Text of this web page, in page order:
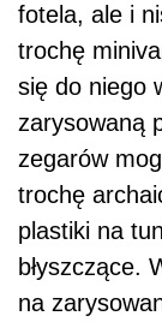
fotela, ale i
trochę
się do niego
zarysowaną
zegarów
trochę
plastiki na
błyszczące.
na